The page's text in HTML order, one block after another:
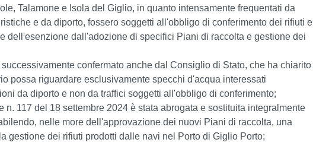
Talamone e Isola del Giglio, in quanto intensamente frequentati da
e da diporto, fossero soggetti all'obbligo di conferimento dei rifiuti e
dell'esenzione dall'adozione di specifici Piani di raccolta e gestione dei
confermato anche dal Consiglio di Stato, che ha chiarito
possa riguardare esclusivamente specchi d'acqua interessati
da diporto e non da traffici soggetti all'obbligo di conferimento;
n. 117 del 18 settembre 2024 è stata abrogata e sostituita integralmente
nelle more dell'approvazione dei nuovi Piani di raccolta, una
gestione dei rifiuti prodotti dalle navi nel Porto di Giglio Porto;